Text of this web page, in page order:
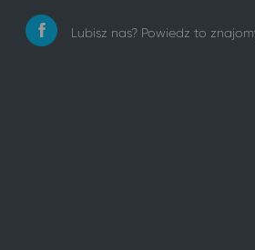
Lubisz nas? Powiedz to